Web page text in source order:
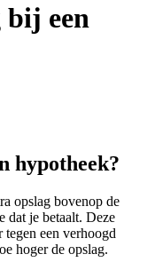
bij een
hypotheek?
opslag bovenop de
dat je betaalt. Deze
tegen een verhoogd
hoger de opslag.